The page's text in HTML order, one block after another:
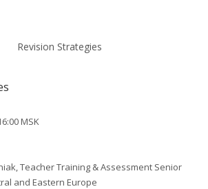
MSK
Teacher Training & Assessment Senior
and Eastern Europe